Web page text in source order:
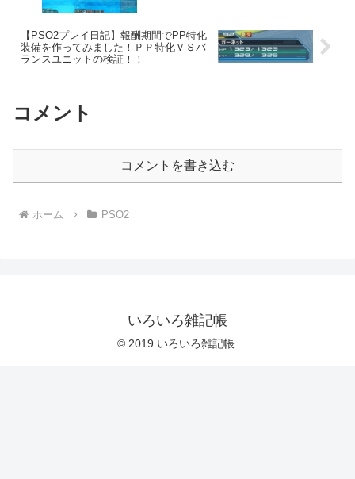
【PSO2プレイ日記】報酬期間でPP特化
装備を作ってみました！ＰＰ特化ＶＳバ
ランスユニットの検証！！
コメント
コメントを書き込む
ホーム PSO2
いろいろ雑記帳
© 2019 いろいろ雑記帳.